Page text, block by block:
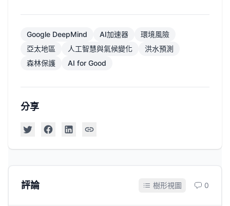
Google DeepMind AI加速器
環境風險
亞太地區
人工智慧與氣候變化
洪水預測
森林保護
AI for Good
分享
評論 樹形視圖 0